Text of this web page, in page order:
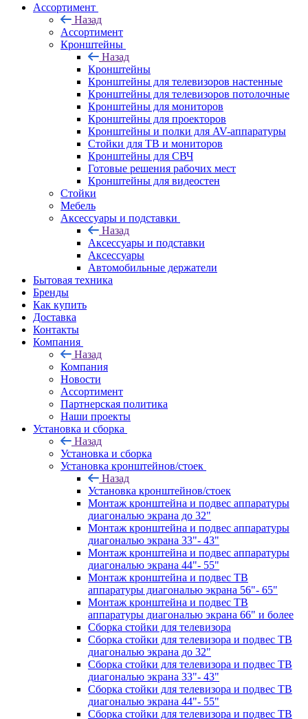
Ассортимент
Назад
Ассортимент
Кронштейны
Назад
Кронштейны
Кронштейны для телевизоров настенные
Кронштейны для телевизоров потолочные
Кронштейны для мониторов
Кронштейны для проекторов
Кронштейны и полки для AV-аппаратуры
Стойки для ТВ и мониторов
Кронштейны для СВЧ
Готовые решения рабочих мест
Кронштейны для видеостен
Стойки
Мебель
Аксессуары и подставки
Назад
Аксессуары и подставки
Аксессуары
Автомобильные держатели
Бытовая техника
Бренды
Как купить
Доставка
Контакты
Компания
Назад
Компания
Новости
Ассортимент
Партнерская политика
Наши проекты
Установка и сборка
Назад
Установка и сборка
Установка кронштейнов/стоек
Назад
Установка кронштейнов/стоек
Монтаж кронштейна и подвес аппаратуры
диагональю экрана до 32"
Монтаж кронштейна и подвес аппаратуры
диагональю экрана 33"- 43"
Монтаж кронштейна и подвес аппаратуры
диагональю экрана 44"- 55"
Монтаж кронштейна и подвес ТВ
аппаратуры диагональю экрана 56"- 65"
Монтаж кронштейна и подвес ТВ
аппаратуры диагональю экрана 66" и более
Сборка стойки для телевизора
Сборка стойки для телевизора и подвес ТВ
диагональю экрана до 32"
Сборка стойки для телевизора и подвес ТВ
диагональю экрана 33"- 43"
Сборка стойки для телевизора и подвес ТВ
диагональю экрана 44"- 55"
Сборка стойки для телевизора и подвес ТВ